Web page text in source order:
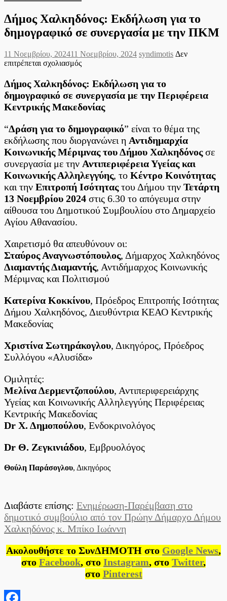
Δήμος Χαλκηδόνος: Εκδήλωση για το
δημογραφικό σε συνεργασία με την ΠΚΜ
Posted
on
11 Νοεμβρίου, 202411 Νοεμβρίου, 2024 Author
syndimotis Δεν
επιτρέπεται σχολιασμόςστο
Χαλκηδόνος:
Εκδήλωση
για
το
συνεργασία
την
ΠΚΜ
Δήμος Χαλκηδόνος: Εκδήλωση για το
δημογραφικό σε συνεργασία με την Περιφέρεια
Κεντρικής Μακεδονίας
“Δράση για το δημογραφικό” είναι το θέμα της
εκδήλωσης που διοργανώνει η Αντιδημαρχία
Κοινωνικής Μέριμνας του Δήμου Χαλκηδόνοςσε
συνεργασία με την Αντιπεριφέρεια Υγείας και
Κοινωνικής Αλληλεγγύης, το Κέντρο Κοινότητας
και την Επιτροπή Ισότηταςτου Δήμου την Τετάρτη
13 Νοεμβρίου 2024 στις 6.30 το απόγευμα στην
αίθουσα του Δημοτικού Συμβουλίου στο Δημαρχείο
Αγίου Αθανασίου.
Χαιρετισμό θα απευθύνουν οι:
Σταύρος Αναγνωστόπουλος, Δήμαρχος Χαλκηδόνος
Διαμαντής Διαμαντής, Αντιδήμαρχος Κοινωνικής
Μέριμνας και Πολιτισμού
Κατερίνα Κοκκίνου, Πρόεδρος Επιτροπής Ισότητας
Δήμου Χαλκηδόνος, Διευθύντρια ΚΕΑΟ Κεντρικής
Μακεδονίας
Χριστίνα Σωτηράκογλου, Δικηγόρος, Πρόεδρος
Συλλόγου «Αλυσίδα»
Ομιλητές:
Μελίνα Δερμεντζοπούλου, Αντιπεριφερειάρχης
Υγείας και Κοινωνικής Αλληλεγγύης Περιφέρειας
Κεντρικής Μακεδονίας
Dr Χ. Δημοπούλου, Ενδοκρινολόγος
Dr Θ. Ζεγκινιάδου, Εμβρυολόγος
Θούλη Παράσογλου, Δικηγόρος
Διαβάστε επίσης: Ενημέρωση-Παρέμβαση στο
δημοτικό συμβούλιο από τον Πρώην Δήμαρχο Δήμου
Χαλκηδόνος κ. Μπίκο Ιωάννη
Ακολουθήστε το ΣυνΔΗΜΟΤΗ στο Google News,
στο Facebook, στο Instagram, στο Twitter,
στο Pinterest